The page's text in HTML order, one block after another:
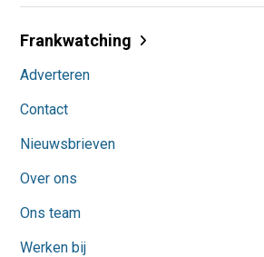
Frankwatching
Adverteren
Contact
Nieuwsbrieven
Over ons
Ons team
Werken bij